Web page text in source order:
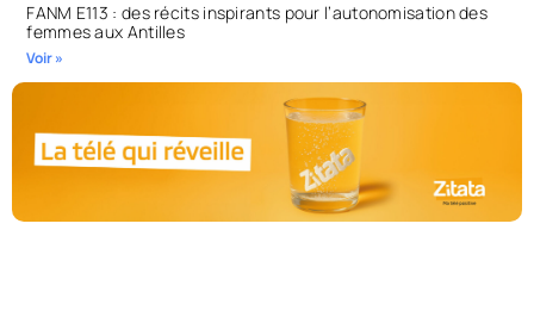
FANM E113 : des récits inspirants pour l’autonomisation des
femmes aux Antilles
Voir »